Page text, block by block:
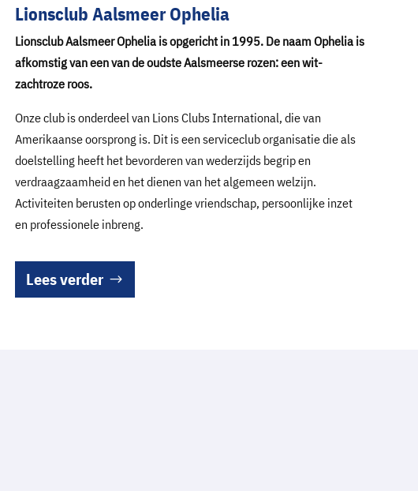
Lionsclub Aalsmeer Ophelia
Lionsclub Aalsmeer Ophelia is opgericht in 1995. De naamOphelia is
afkomstig van een van de oudste Aalsmeerse rozen: een wit-
zachtroze roos.
Onze club is onderdeel van Lions Clubs International, die van
Amerikaanse oorsprong is. Dit is een serviceclub organisatie die als
doelstelling heeft het bevorderen van wederzijds begrip en
verdraagzaamheid en het dienen van het algemeen welzijn.
Activiteiten berusten op onderlinge vriendschap, persoonlijke inzet
en professionele inbreng.
Lees verder